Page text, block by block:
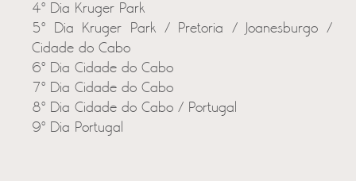
4º Dia Kruger Park
5º Dia Kruger Park / Pretoria / Joanesburgo /
Cidade do Cabo
6º Dia Cidade do Cabo
7º Dia Cidade do Cabo
8º Dia Cidade do Cabo / Portugal
9º Dia Portugal